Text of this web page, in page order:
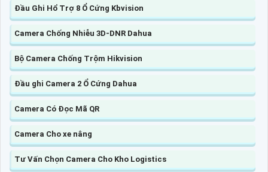
Đầu Ghi Hổ Trợ 8 Ổ Cứng Kbvision
Camera Chống Nhiễu 3D-DNR Dahua
Bộ Camera Chống Trộm Hikvision
Đầu ghi Camera 2 Ổ Cứng Dahua
Camera Có Đọc Mã QR
Camera Cho xe nâng
Tư Vấn Chọn Camera Cho Kho Logistics